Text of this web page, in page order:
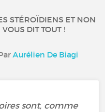
STÉROÏDIENS ET NON
DIT TOUT !
Aurélien De Biagi
sont, comme